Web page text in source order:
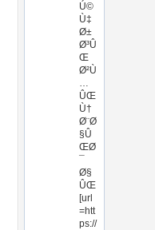
Ú©
Ù‡
Ø±
Ø³Û
Œ
Ø²Ù
…
ÛŒ
Ù†
Ø¨Ø
§Û
ŒØ
Ø§
ÛŒ
[url
=htt
ps://